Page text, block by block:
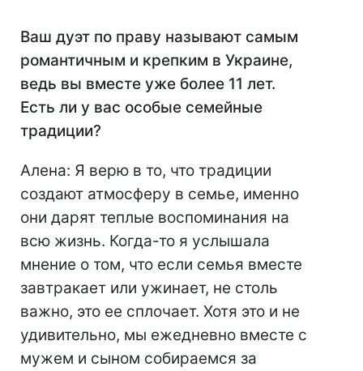
Ваш дуэт по праву называют самым
романтичным и крепким в Украине,
ведь вы вместе уже более 11 лет.
Есть ли у вас особые семейные
традиции?
Алена: Я верю в то, что традиции
создают атмосферу в семье, именно
они дарят теплые воспоминания на
всю жизнь. Когда-то я услышала
мнение о том, что если семья вместе
завтракает или ужинает, не столь
важно, это ее сплочает. Хотя это и не
удивительно, мы ежедневно вместе с
мужем и сыном собираемся за